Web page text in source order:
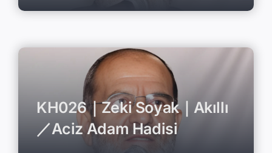
KH026｜Zeki Soyak｜Akıllı
／Aciz Adam Hadisi